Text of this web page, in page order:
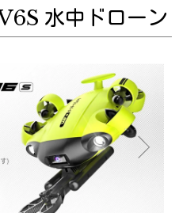
水中ドローン